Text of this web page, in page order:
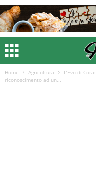
Home Agricoltura
L’Evo di
riconoscimento ad un...